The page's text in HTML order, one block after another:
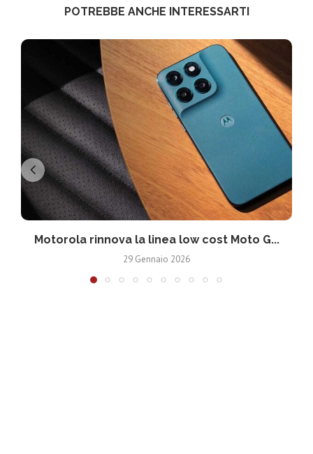
POTREBBE ANCHE INTERESSARTI
Motorola rinnova la linea low cost Moto G...
29 Gennaio 2026